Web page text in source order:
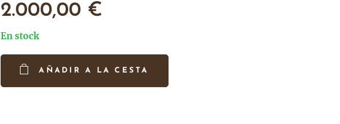
2.000,00 €
En stock
AÑADIR A LA CESTA